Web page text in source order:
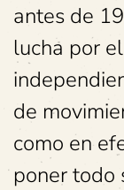
antes de
lucha por
de
como en
poner todo